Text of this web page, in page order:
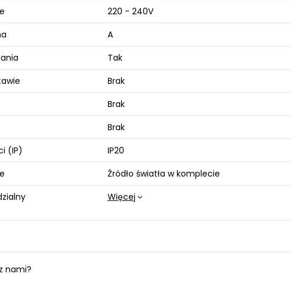
220 - 240V
A
Tak
Brak
Brak
Brak
(IP)
IP20
Źródło światła w komplecie
Więcej
nami?